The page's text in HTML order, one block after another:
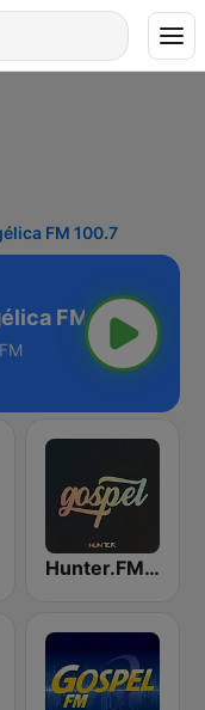
FM 100.7
Hunter.FM - Gospel